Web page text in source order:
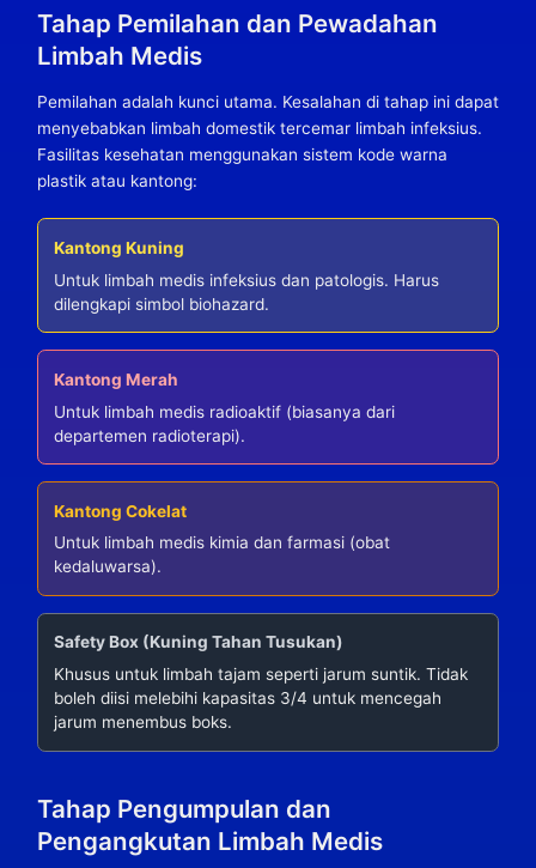
Tahap Pemilahan dan Pewadahan
Limbah Medis
Pemilahan adalah kunci utama. Kesalahan di tahap ini dapat
menyebabkan limbah domestik tercemar limbah infeksius.
Fasilitas kesehatan menggunakan sistem kode warna
plastik atau kantong:
Kantong Kuning
Untuk limbah medis infeksius dan patologis. Harus
dilengkapi simbol biohazard.
Kantong Merah
Untuk limbah medis radioaktif (biasanya dari
departemen radioterapi).
Kantong Cokelat
Untuk limbah medis kimia dan farmasi (obat
kedaluwarsa).
Safety Box (Kuning Tahan Tusukan)
Khusus untuk limbah tajam seperti jarum suntik. Tidak
boleh diisi melebihi kapasitas 3/4 untuk mencegah
jarum menembus boks.
Tahap Pengumpulan dan
Pengangkutan Limbah Medis